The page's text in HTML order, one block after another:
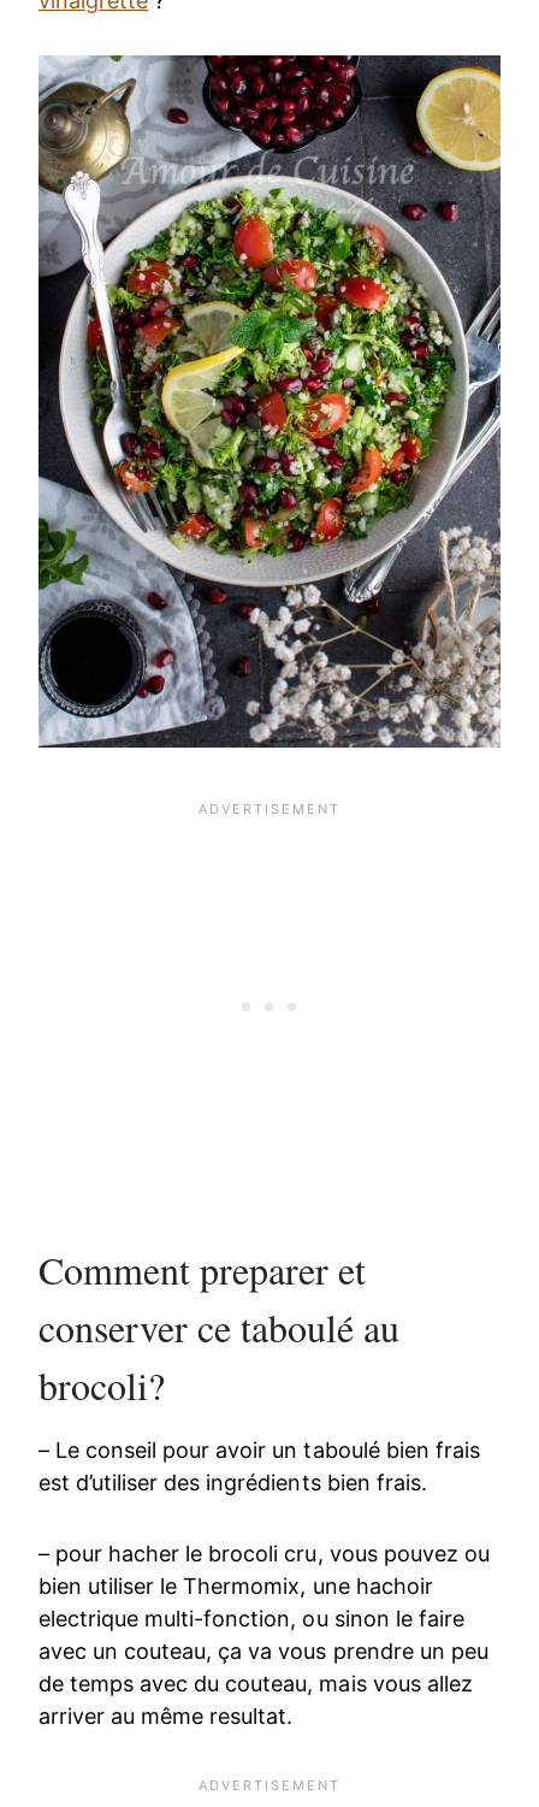
Comment preparer et
conserver ce taboulé au
brocoli?
– Le conseil pour avoir un taboulé bien frais
est d’utiliser des ingrédients bien frais.
– pour hacher le brocoli cru, vous pouvez ou
bien utiliser le Thermomix, une hachoir
electrique multi-fonction, ou sinon le faire
avec un couteau, ça va vous prendre un peu
de temps avec du couteau, mais vous allez
arriver au même resultat.